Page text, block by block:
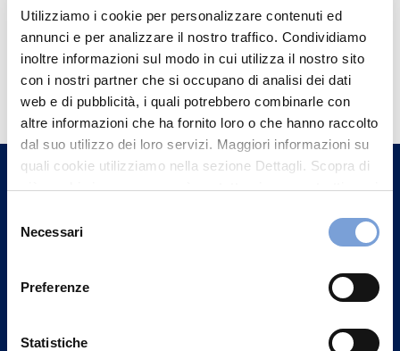
Utilizziamo i cookie per personalizzare contenuti ed
annunci e per analizzare il nostro traffico. Condividiamo
inoltre informazioni sul modo in cui utilizza il nostro sito
con i nostri partner che si occupano di analisi dei dati
web e di pubblicità, i quali potrebbero combinarle con
altre informazioni che ha fornito loro o che hanno raccolto
dal suo utilizzo dei loro servizi. Maggiori informazioni su
quali cookie utilizziamo nella sezione Dettagli. Scopra di
più su chi siamo, come può contattarci e come trattiamo i
può trovare nel footer del sito nella sezione "Informativa
delNecessari
Preferenze
Statistiche
Hai bisogno di
informazioni?
Trova l'Agenzia più vicina a te e parla con
un nostro Agente.